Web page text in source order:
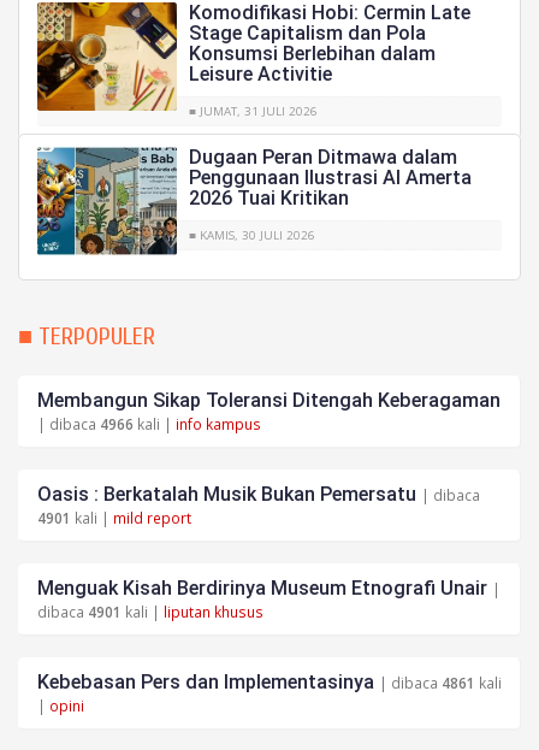
Komodifikasi Hobi: Cermin Late
Stage Capitalism dan Pola
Konsumsi Berlebihan dalam
Leisure Activitie
■ JUMAT, 31 JULI 2026
Dugaan Peran Ditmawa dalam
Penggunaan Ilustrasi AI Amerta
2026 Tuai Kritikan
■ KAMIS, 30 JULI 2026
■ TERPOPULER
Membangun Sikap Toleransi Ditengah Keberagaman
| dibaca 4966 kali | info kampus
Oasis : Berkatalah Musik Bukan Pemersatu | dibaca
4901 kali | mild report
Menguak Kisah Berdirinya Museum Etnografi Unair |
dibaca 4901 kali | liputan khusus
Kebebasan Pers dan Implementasinya | dibaca 4861 kali
| opini